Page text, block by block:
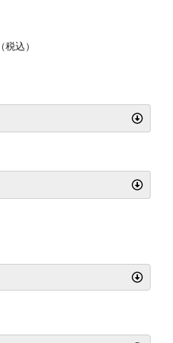
（税込）